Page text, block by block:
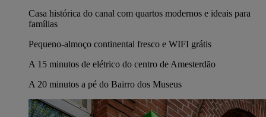
Casa histórica do canal com quartos modernos e ideais para
famílias
Pequeno-almoço continental fresco e WIFI grátis
A 15 minutos de elétrico do centro de Amesterdão
A 20 minutos a pé do Bairro dos Museus